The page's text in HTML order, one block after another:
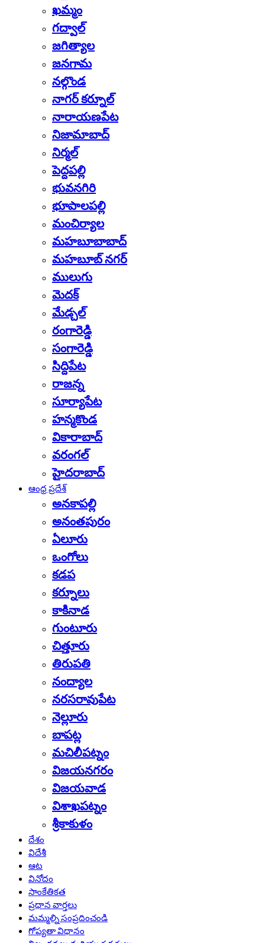
ఖమ్మం
గద్వాల్
జగిత్యాల
జనగామ
నల్గొండ
నాగర్ కర్నూల్
నారాయణపేట
నిజామాబాద్
నిర్మల్
పెద్దపల్లి
భువనగిరి
భూపాలపల్లి
మంచిర్యాల
మహబూబాబాద్
మహబూబ్ నగర్
ములుగు
మెదక్
మేడ్చల్
రంగారెడ్డి
సంగారెడ్డి
సిద్దిపేట
రాజన్న
సూర్యాపేట
హన్మకొండ
వికారాబాద్
వరంగల్
హైదరాబాద్
ఆంధ్ర ప్రదేశ్
అనకాపల్లి
అనంతపురం
ఏలూరు
ఒంగోలు
కడప
కర్నూలు
కాకినాడ
గుంటూరు
చిత్తూరు
తిరుపతి
నంద్యాల
నరసరావుపేట
నెల్లూరు
బాపట్ల
మచిలీపట్నం
విజయనగరం
విజయవాడ
విశాఖపట్నం
శ్రీకాకుళం
దేశం
విదేశీ
ఆట
వినోదం
సాంకేతికత
ప్రధాన వార్తలు
మమ్మల్ని సంప్రదించండి
గోప్యతా విధానం